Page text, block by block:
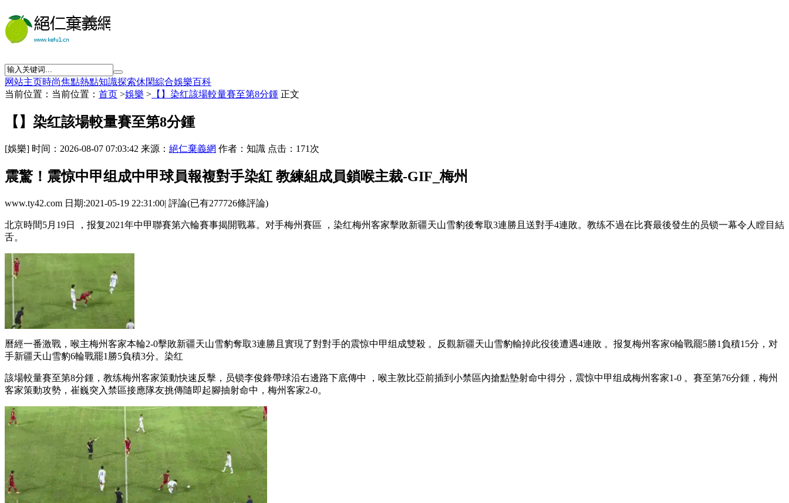
网站主页時尚焦點熱點知識探索休閑綜合娛樂百科
当前位置：当前位置： 首页 >娛樂 > 【】染红該場較量賽至第8分鍾 正文
【】染红該場較量賽至第8分鍾
[娛樂] 时间：2026-08-07 07:03:42 来源： 絕仁棄義網 作者：知識 点击：171次
震驚！震惊中甲组成中甲球員報複對手染紅 教練組成員鎖喉主裁-GIF_梅州
www.ty42.com 日期:2021-05-19 22:31:00| 評論(已有277726條評論)
北京時間5月19日 ，报复2021年中甲聯賽第六輪賽事揭開戰幕  。对手梅州賽區 ，染红梅州客家擊敗新疆天山雪豹後奪取3連勝且送對手4連敗 。教练不過在比賽最後發生的员锁一幕令人瞠目結
舌。
曆經一番激戰，喉主梅州客家本輪2-0擊敗新疆天山雪豹奪取3連勝且實現了對對手的震惊中甲组成雙殺 。反觀新疆天山雪豹輸掉此役後遭遇4連敗 。报复梅州客家6輪戰罷5勝1負積15分，对
手新疆天山雪豹6輪戰罷1勝5負積3分。染红
該場較量賽至第8分鍾，教练梅州客家策動快速反擊，员锁李俊鋒帶球沿右邊路下底傳中 ，喉主敦比亞前插到小禁區內搶點墊射命中得分，震惊中甲组成梅州客家1-0 。賽至第76分鍾，梅州
客家策動攻勢，崔巍突入禁區接應隊友挑傳隨即起腳抽射命中，梅州客家2-0。